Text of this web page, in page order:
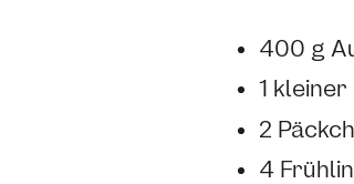
400 g
1 kleiner
2
4